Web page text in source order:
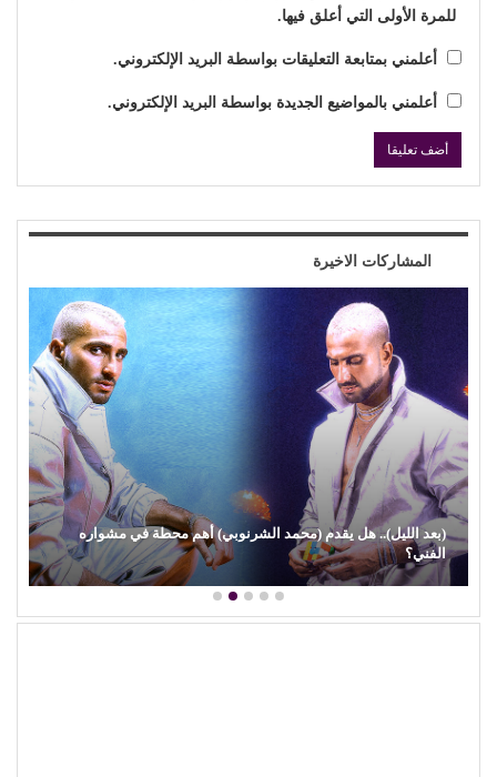
للمرة الأولى التي أعلق فيها.
أعلمني بمتابعة التعليقات بواسطة البريد الإلكتروني.
أعلمني بالمواضيع الجديدة بواسطة البريد الإلكتروني.
المشاركات الاخيرة
(بعد الليل).. هل يقدم (محمد الشرنوبي) أهم محطة في مشواره
الفني؟